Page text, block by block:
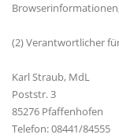
(2) Verantwortlicher
Karl Straub, MdL
Poststr. 3
85276 Pfaffenhofen
Telefon: 08441/84555